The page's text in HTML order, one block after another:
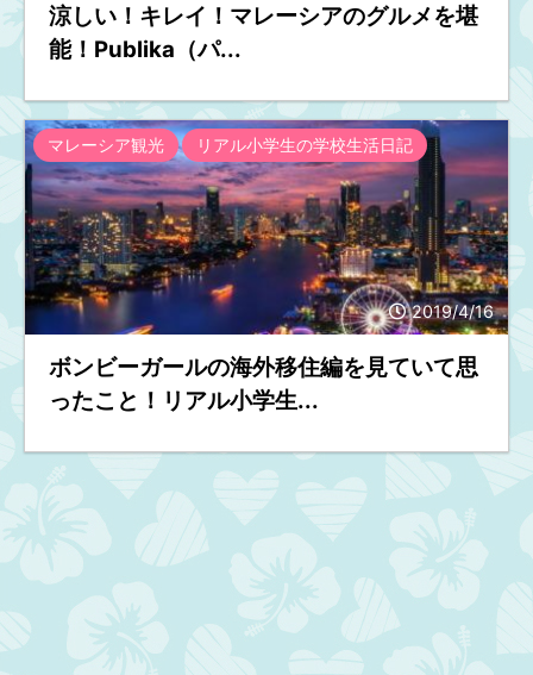
涼しい！キレイ！マレーシアのグルメを堪
能！Publika（パ...
2019/4/16
マレーシア観光 リアル小学生の学校生活日記
ボンビーガールの海外移住編を見ていて思
ったこと！リアル小学生...